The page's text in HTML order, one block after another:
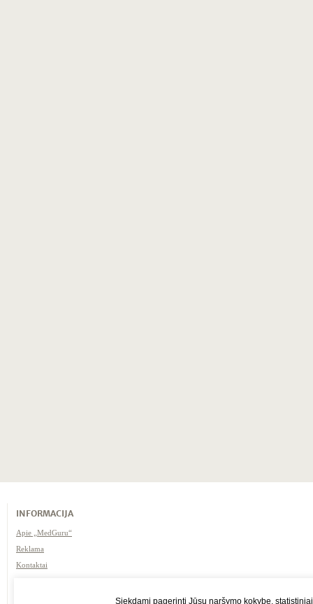
INFORMACIJA
Apie „MedGuru“
Reklama
Kontaktai
Siekdami pagerinti Jūsų naršymo kokybę,